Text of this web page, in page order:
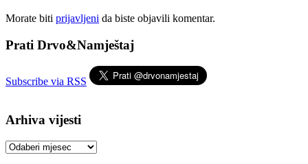
Morate biti prijavljeni da biste objavili komentar.
Prati Drvo&Namještaj
Subscribe via RSS
Arhiva vijesti
Arhiva